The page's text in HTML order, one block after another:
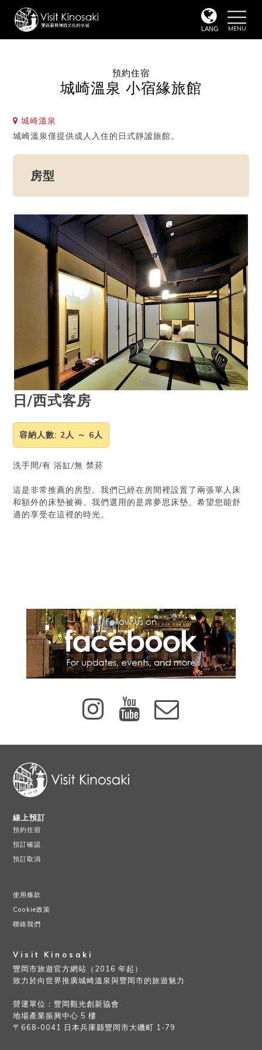
LANG
toggle
預約住宿
城崎溫泉 小宿緣旅館
城崎溫泉
城崎溫泉僅提供成人入住的日式靜謐旅館。
房型
日/西式客房
容納人數: 2人 ～ 6人
洗手間/有 浴缸/無 禁菸
這是非常推薦的房型。我們已經在房間裡設置了兩張單人床
和額外的床墊被褥。我們選用的是席夢思床墊。希望您能舒
適的享受在這裡的時光。
線上預訂
預約住宿
預訂確認
預訂取消
使用條款
Cookie政策
聯絡我們
Visit Kinosaki
豐岡市旅遊官方網站（2016 年起）
致力於向世界推廣城崎溫泉與豐岡市的旅遊魅力
營運單位：豐岡觀光創新協會
地場產業振興中心 5 樓
〒668-0041 日本兵庫縣豐岡市大磯町 1-79